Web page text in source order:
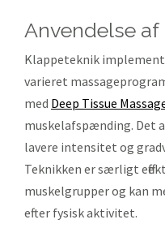
anvendelse
Klappeteknik
varieret
med Deep Tissue
muskelafspænding. Det
lavere intensitet og
Teknikken er særligt
muskelgrupper og kan
efter fysisk aktivitet.